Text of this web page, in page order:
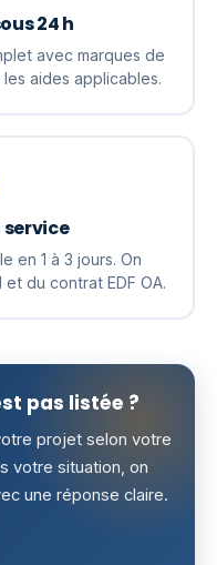
24 h
avec marques de
aides applicables.
service
en 1 à 3 jours. On
du contrat EDF OA.
pas listée ?
projet selon votre
votre situation, on
une réponse claire.